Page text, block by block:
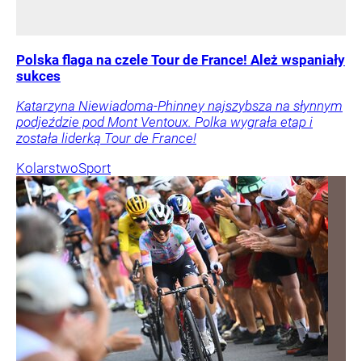
Polska flaga na czele Tour de France! Ależ wspaniały
sukces
Katarzyna Niewiadoma-Phinney najszybsza na słynnym
podjeździe pod Mont Ventoux. Polka wygrała etap i
została liderką Tour de France!
KolarstwoSport